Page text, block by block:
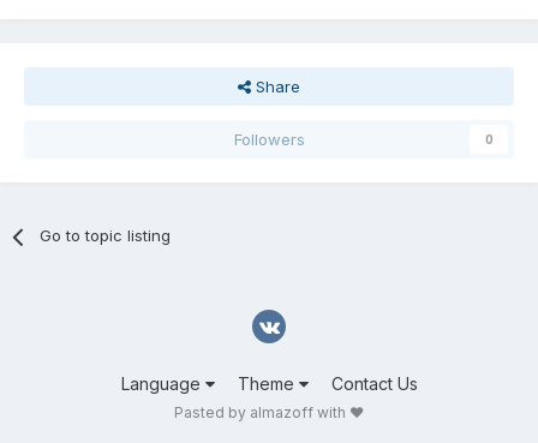
Share
Followers 0
Go to topic listing
Language Theme Contact Us
Pasted by almazoff with ❤